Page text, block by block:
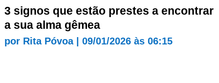
3 signos que estão prestes a encontrar
a sua alma gêmea
por Rita Póvoa| 09/01/2026 às 06:15